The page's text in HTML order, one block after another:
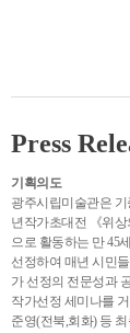
Press
기획의도
광주시립미술관은
년작가초대전 《위
으로 활동하는 만 45
선정하여 매년 시민
가 선정의 전문성과
작가선정 세미나를
준영(전북,회화) 등